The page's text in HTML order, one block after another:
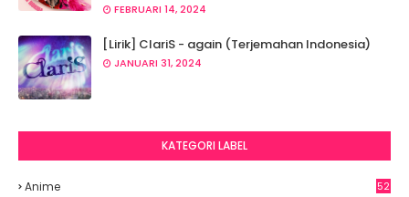
FEBRUARI 14, 2024
[Lirik] ClariS - again (Terjemahan Indonesia)
JANUARI 31, 2024
KATEGORI LABEL
Anime
52